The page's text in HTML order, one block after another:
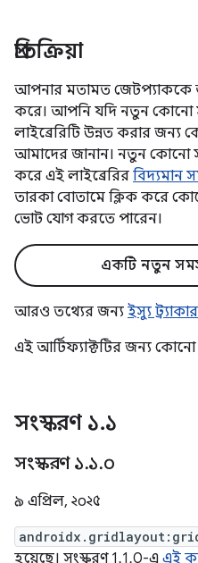
প্রতিক্রিয়া
আপনার মতামত জেটপ্যাককে
করে। আপনি যদি নতুন কোনো
লাইব্রেরিটি উন্নত করার জন্য
আমাদের জানান। নতুন কোনো
করে এই লাইব্রেরির বিদ্যমান
তারকা বোতামে ক্লিক করে
ভোট যোগ করতে পারেন।
একটি নতুন
আরও তথ্যের জন্য ইস্যু
এই আর্টিফ্যাক্টটির জন্য
সংস্করণ ১.১
সংস্করণ ১.১.০
৯ এপ্রিল, ২০২৫
হয়েছে। সংস্করণ 1.1.0-এ এই